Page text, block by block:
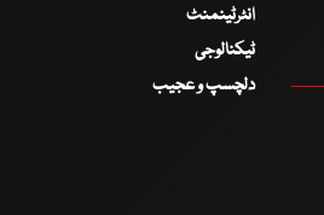
انٹرٹینمنٹ
ٹیکنالوجی
دلچسپ و عجیب